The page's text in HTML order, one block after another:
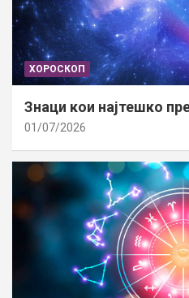
ХОРОСКОП
Знаци кои најтешко
01/07/2026